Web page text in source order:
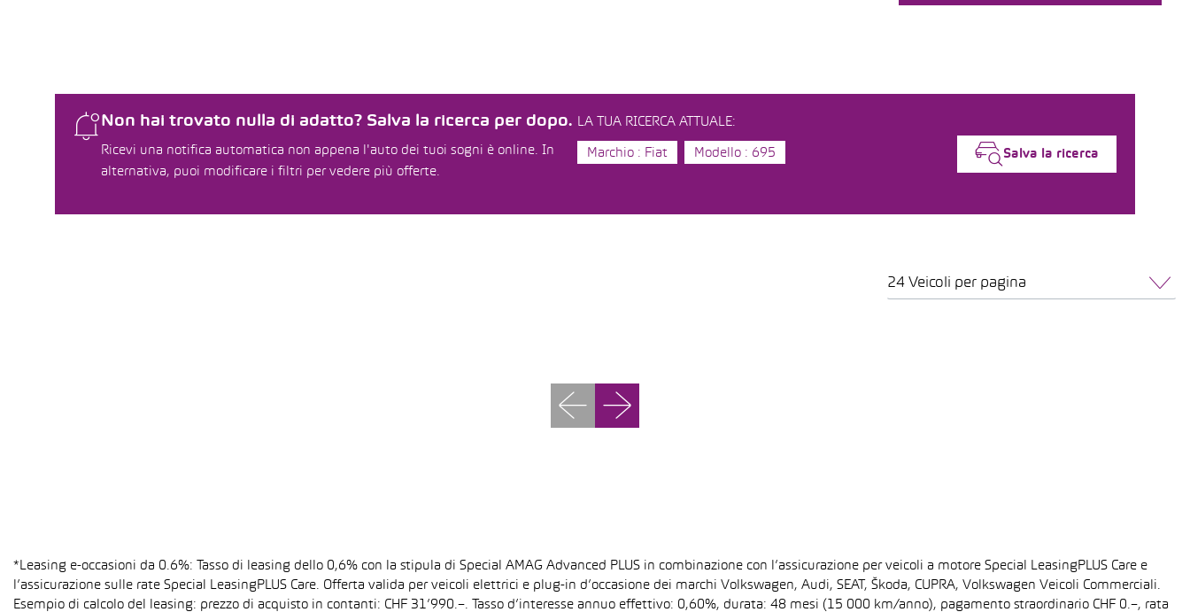
Non hai trovato nulla di adatto? Salva la ricerca per dopo.
Ricevi una notifica automatica non appena l'auto dei tuoi sogni è online. In
alternativa, puoi modificare i filtri per vedere più offerte.
LA TUA RICERCA ATTUALE:
Marchio : Fiat Modello : 695 Salva la ricerca
24 Veicoli per pagina
*Leasing e-occasioni da 0.6%: Tasso di leasing dello 0,6% con la stipula di Special AMAG Advanced PLUS in combinazione con l’assicurazione per veicoli a motore Special LeasingPLUS Care e
l’assicurazione sulle rate Special LeasingPLUS Care. Offerta valida per veicoli elettrici e plug-in d’occasione dei marchi Volkswagen, Audi, SEAT, Škoda, CUPRA, Volkswagen Veicoli Commerciali.
Esempio di calcolo del leasing: prezzo di acquisto in contanti: CHF 31’990.–. Tasso d’interesse annuo effettivo: 0,60%, durata: 48 mesi (15 000 km/anno), pagamento straordinario CHF 0.–, rata